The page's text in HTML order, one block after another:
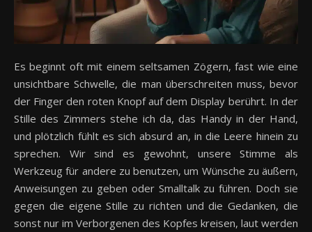
Es beginnt oft mit einem seltsamen Zögern, fast wie eine
unsichtbare Schwelle, die man überschreiten muss, bevor
der Finger den roten Knopf auf dem Display berührt. In der
Stille des Zimmers stehe ich da, das Handy in der Hand,
und plötzlich fühlt es sich absurd an, in die Leere hinein zu
sprechen. Wir sind es gewohnt, unsere Stimme als
Werkzeug für andere zu benutzen, um Wünsche zu äußern,
Anweisungen zu geben oder Smalltalk zu führen. Doch sie
gegen die eigene Stille zu richten und die Gedanken, die
sonst nur im Verborgenen des Kopfes kreisen, laut werden